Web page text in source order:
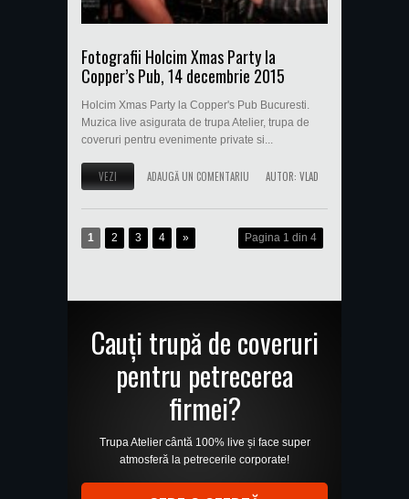
Fotografii Holcim Xmas Party la
Copper’s Pub, 14 decembrie 2015
Holcim Xmas Party la Copper's Pub Bucuresti.
Muzica live asigurata de trupa Atelier, trupa de
coveruri pentru evenimente private si...
VEZI ADAUGĂ UN COMENTARIU AUTOR: VLAD
Pagina 1 din 4
1 2 3 4 »
Cauți trupă de coveruri
pentru petrecerea
firmei?
Trupa Atelier cântă 100% live și face super
atmosferă la petrecerile corporate!